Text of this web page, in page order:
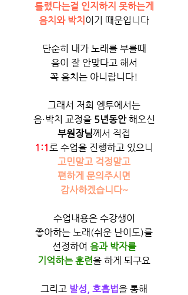
틀렸다는걸 인지하지 못하는게
음치와 박치 이기 때문입니다
단순히 내가 노래를 부를때
음이 잘 안맞다고 해서
꼭 음치는 아니랍니다!
그래서 저희 엠투에서는
음·박치 교정을 5년동안 해오신
부원장님께서 직접
1:1로 수업을 진행하고 있으니
고민말고 걱정말고
편하게 문의주시면
감사하겠습니다~
수업내용은 수강생이
좋아하는 노래(쉬운 난이도)를
선정하여 음과 박자를
기억하는 훈련​을 하게 되구요
그리고 발성, 호흡법을 통해